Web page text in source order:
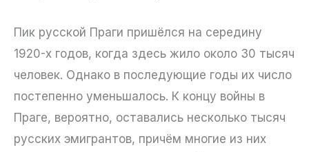
Пик русской Праги пришёлся на середину
1920-х годов, когда здесь жило около 30 тысяч
человек. Однако в последующие годы их число
постепенно уменьшалось. К концу войны в
Праге, вероятно, оставались несколько тысяч
русских эмигрантов, причём многие из них